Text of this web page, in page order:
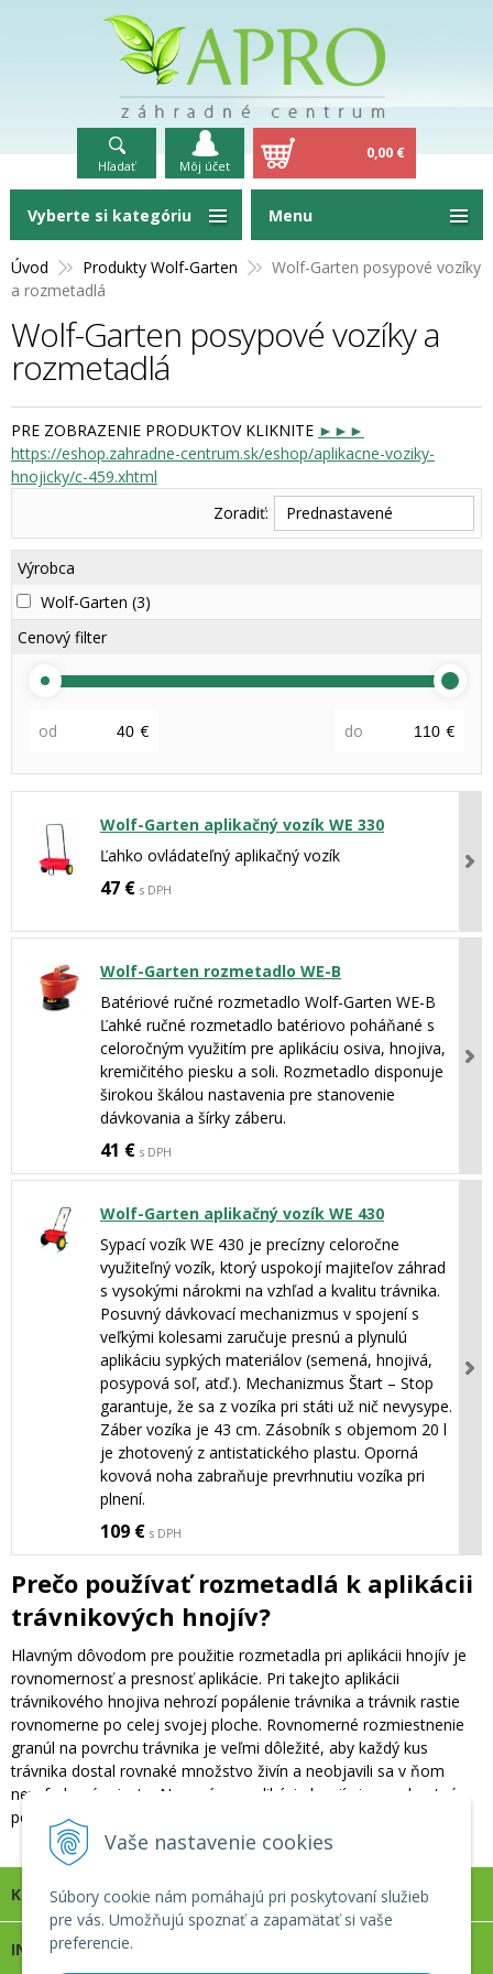
Vaše nastavenie cookies
Súbory cookie nám pomáhajú pri poskytovaní služieb
pre vás. Umožňujú spoznať a zapamätať si vaše
preferencie.
Hľadať Môj účet
0,00 €
Úvod Produkty Wolf-Garten
Wolf-Garten posypové vozíky
a rozmetadlá
Wolf-Garten posypové vozíky a
rozmetadlá
PRE ZOBRAZENIE PRODUKTOV KLIKNITE ►► ►
https://eshop.zahradne-centrum.sk/eshop/aplikacne-voziky-
hnojicky/c-459.xhtml
Zoradiť:
Prednastavené
Výrobca
Wolf-Garten (3)
Cenový filter
od € do €
Wolf-Garten aplikačný vozík WE 330
Ľahko ovládateľný aplikačný vozík
47 € s DPH
Wolf-Garten rozmetadlo WE-B
Batériové ručné rozmetadlo Wolf-Garten WE-B
Ľahké ručné rozmetadlo batériovo poháňané s
celoročným využitím pre aplikáciu osiva, hnojiva,
kremičitého piesku a soli. Rozmetadlo disponuje
širokou škálou nastavenia pre stanovenie
dávkovania a šírky záberu.
41 € s DPH
Wolf-Garten aplikačný vozík WE 430
Sypací vozík WE 430 je precízny celoročne
využiteľný vozík, ktorý uspokojí majiteľov záhrad
s vysokými nárokmi na vzhľad a kvalitu trávnika.
Posuvný dávkovací mechanizmus v spojení s
veľkými kolesami zaručuje presnú a plynulú
aplikáciu sypkých materiálov (semená, hnojivá,
posypová soľ, atď.). Mechanizmus Štart – Stop
garantuje, že sa z vozíka pri státi už nič nevysype.
Záber vozíka je 43 cm. Zásobník s objemom 20 l
je zhotovený z antistatického plastu. Oporná
kovová noha zabraňuje prevrhnutiu vozíka pri
plnení.
109 € s DPH
Prečo používať rozmetadlá k aplikácii
trávnikových hnojív?
Hlavným dôvodom pre použitie rozmetadla pri aplikácii hnojív je
rovnomernosť a presnosť aplikácie. Pri takejto aplikácii
trávnikového hnojiva nehrozí popálenie trávnika a trávnik rastie
rovnomerne po celej svojej ploche. Rovnomerné rozmiestnenie
granúl na povrchu trávnika je veľmi dôležité, aby každý kus
trávnika dostal rovnaké množstvo živín a neobjavili sa v ňom
nevyfarbené miesta. Na správnu aplikáciu hnojív je nevyhnutné
požiť správne rozmetadlo a správny postup aplikácie.
Vyberte si kategóriu Menu
KONTAKT
INFOLINKA